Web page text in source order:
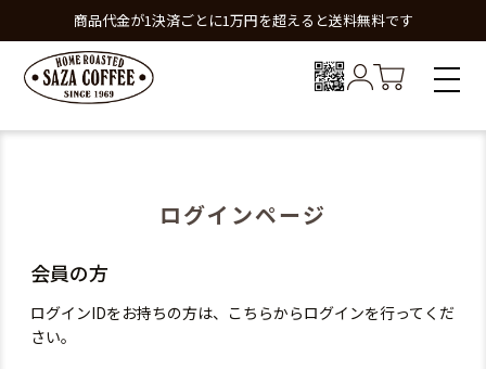
商品代金が1決済ごとに1万円を超えると送料無料です
ログインページ
会員の方
ログインIDをお持ちの方は、こちらからログインを行ってくだ
さい。